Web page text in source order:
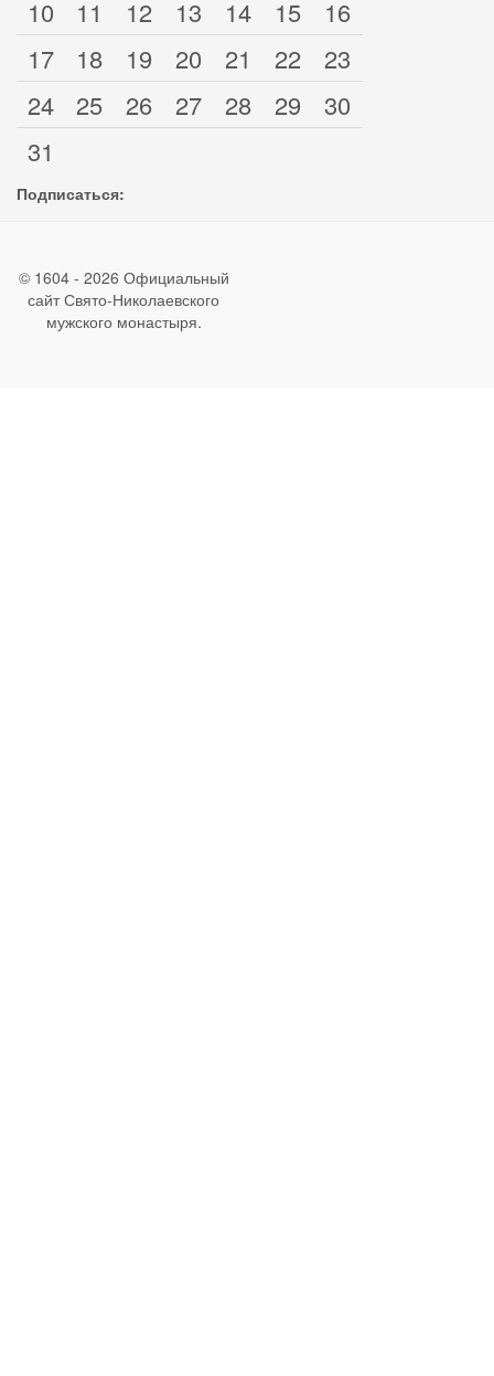
10
11 12 13 14 15
16
17
18 19 20 21 22
23
24
25 26 27 28 29
30
31
Подписаться:
© 1604 - 2026 Официальный
сайт Свято-Николаевского
мужского монастыря.